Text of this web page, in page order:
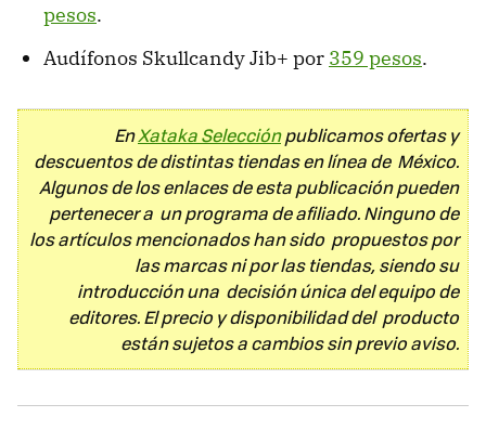
pesos.
Audífonos Skullcandy Jib+ por 359 pesos.
EnXataka Selecciónpublicamos ofertas y
descuentos de distintas tiendas en línea de México.
Algunos de los enlaces de esta publicación pueden
pertenecer a un programa de afiliado. Ninguno de
los artículos mencionados han sido propuestos por
las marcas ni por las tiendas, siendo su
introducción una decisión única del equipo de
editores. El precio y disponibilidad del producto
están sujetos a cambios sin previo aviso.